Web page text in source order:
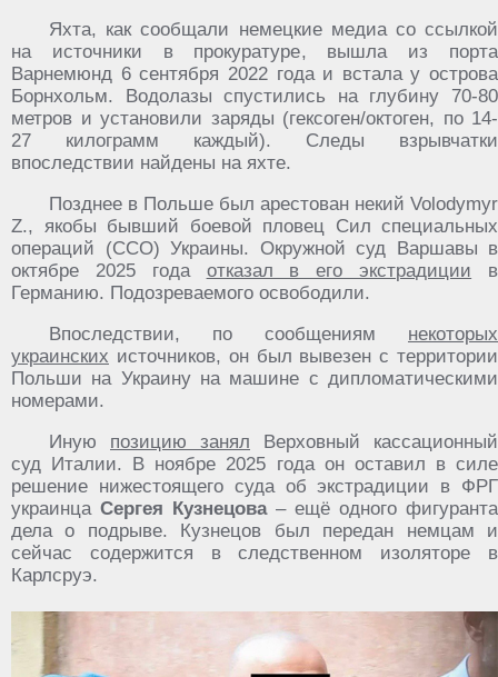
Яхта, как сообщали немецкие медиа со ссылкой
на источники в прокуратуре, вышла из порта
Варнемюнд 6 сентября 2022 года и встала у острова
Борнхольм. Водолазы спустились на глубину 70-80
метров и установили заряды (гексоген/октоген, по 14-
27 килограмм каждый). Следы взрывчатки
впоследствии найдены на яхте.
Позднее в Польше был арестован некий Volodymyr
Z., якобы бывший боевой пловец Сил специальных
операций (ССО) Украины. Окружной суд Варшавы в
октябре 2025 года отказал в его экстрадиции в
Германию. Подозреваемого освободили.
Впоследствии, по сообщениям некоторых
украинских источников, он был вывезен с территории
Польши на Украину на машине с дипломатическими
номерами.
Иную позицию занял Верховный кассационный
суд Италии. В ноябре 2025 года он оставил в силе
решение нижестоящего суда об экстрадиции в ФРГ
украинца Сергея Кузнецова– ещё одного фигуранта
дела о подрыве. Кузнецов был передан немцам и
сейчас содержится в следственном изоляторе в
Карлсруэ.